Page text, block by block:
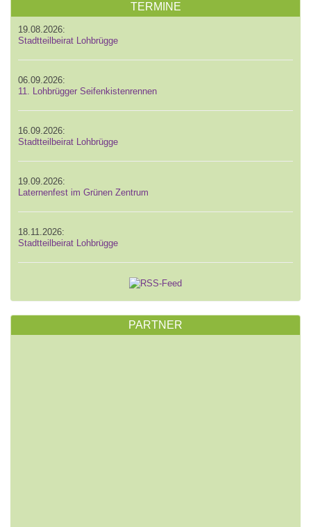
TERMINE
19.08.2026:
Stadtteilbeirat Lohbrügge
06.09.2026:
11. Lohbrügger Seifenkistenrennen
16.09.2026:
Stadtteilbeirat Lohbrügge
19.09.2026:
Laternenfest im Grünen Zentrum
18.11.2026:
Stadtteilbeirat Lohbrügge
PARTNER